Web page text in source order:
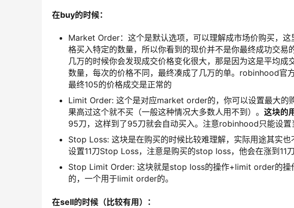
在buy的时候：
Market Order：这个是默认选项，可以理解成市场价购买，
格买入特定的数量，所以你看到的现价并不是你最终成功交
几万的时候你会发现成交价格变化很大，那是因为这是平均
数量，每次的价格不同，最终凑成了几万的单。robinhood官
最终105的价格成交是正常的
Limit Order: 这个是对应market order的，你可以设置最大的
果高过这个就不买（一般这种情况大多数人用不到）。 这块的
95刀，这样到了95刀就会自动买入。注意robinhood只能设置
Stop Loss: 这块是在购买的时候比较难理解，实际用途其实
设置11刀Stop Loss，注意是购买的stop loss，他会在涨到11
Stop Limit Order: 这块就是stop loss的操作+limit order的操
的，一个用于limit order的。
在sell的时候（比较有用）：